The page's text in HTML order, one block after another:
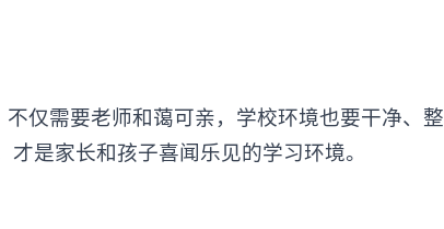
需要老师和蔼可亲，学校环境也要干净、
是家长和孩子喜闻乐见的学习环境。